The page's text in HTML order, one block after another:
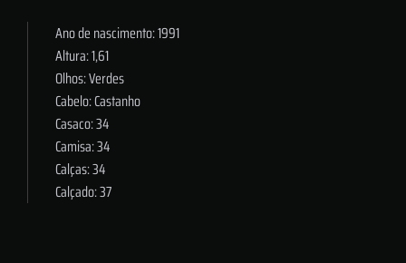
Ano de nascimento: 1991
Altura: 1,61
Olhos: Verdes
Cabelo: Castanho
Casaco: 34
Camisa: 34
Calças: 34
Calçado: 37